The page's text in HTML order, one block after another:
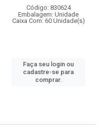
Código: 830624
Embalagem: Unidade
Caixa Com: 60 Unidade(s)
Faça seu login ou
cadastre-se para
comprar.